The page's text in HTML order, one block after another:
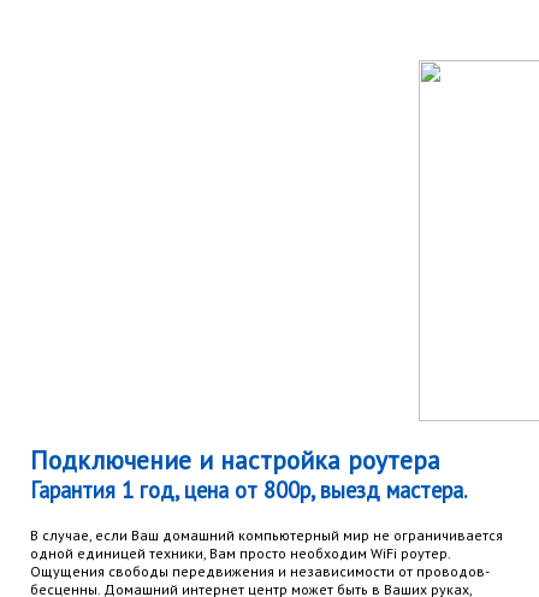
Подключение и настройка роутера
Гарантия 1 год, цена от 800р, выезд мастера.
В случае, если Ваш домашний компьютерный мир не ограничивается
одной единицей техники, Вам просто необходим WiFi роутер.
Ощущения свободы передвижения и независимости от проводов-
бесценны. Домашний интернет центр может быть в Ваших руках,